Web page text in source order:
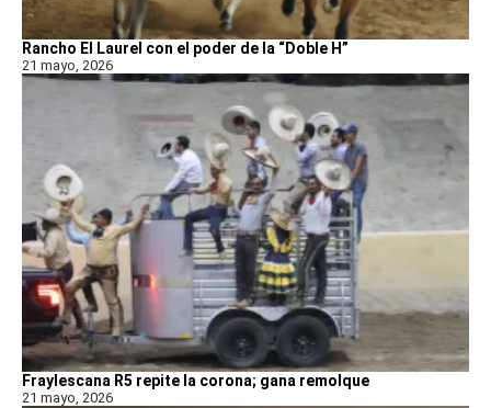
Rancho El Laurel con el poder de la “Doble H”
21 mayo, 2026
Fraylescana R5 repite la corona; gana remolque
21 mayo, 2026